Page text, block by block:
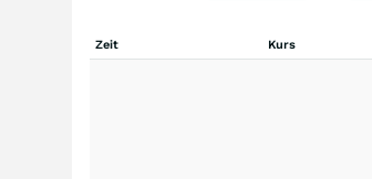
Zeit Kurs